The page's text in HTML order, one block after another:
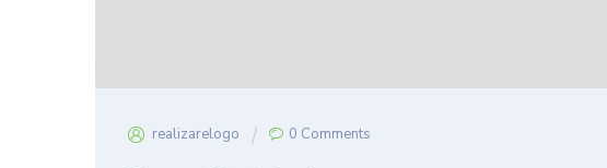
realizarelogo 0 Comments